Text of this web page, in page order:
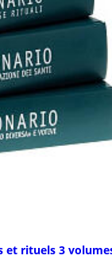
et rituels 3